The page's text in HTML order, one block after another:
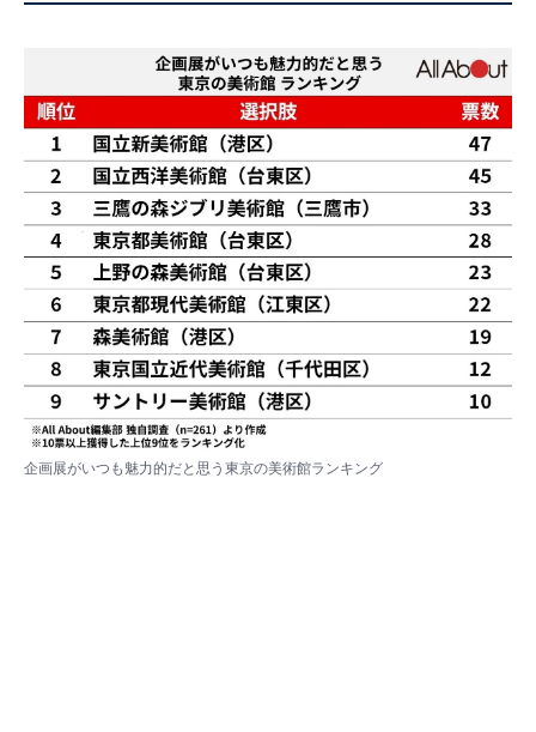
企画展がいつも魅力的だと思う東京の美術館ランキング